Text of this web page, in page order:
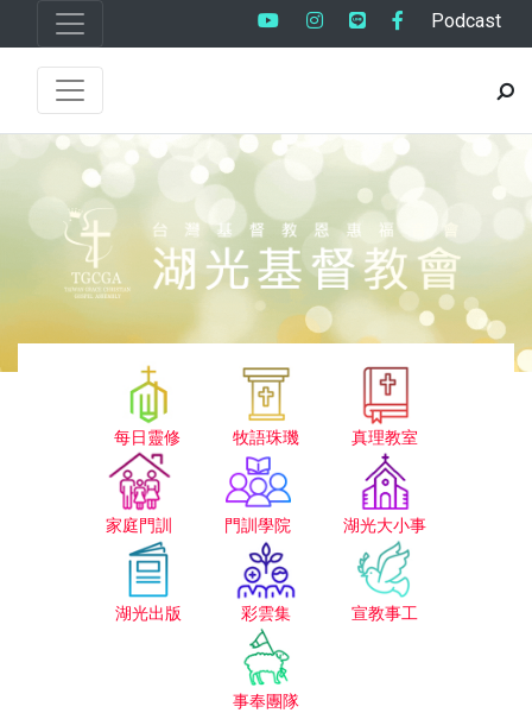
Podcast
每日靈修 牧語珠璣 真理教室
家庭門訓 門訓學院 湖光大小事
湖光出版 彩雲集 宣教事工
事奉團隊